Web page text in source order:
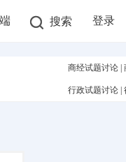
搜索 登录
商经试题讨论
行政试题讨论